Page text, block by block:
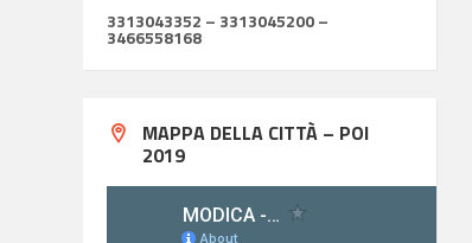
3313043352 – 3313045200 –
3466558168
MAPPA DELLA CITTÀ – POI
2019